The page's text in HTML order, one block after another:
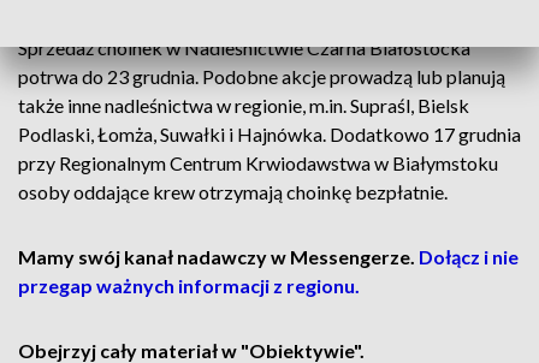
Sprzedaż choinek w Nadleśnictwie Czarna Białostocka
potrwa do 23 grudnia. Podobne akcje prowadzą lub planują
także inne nadleśnictwa w regionie, m.in. Supraśl, Bielsk
Podlaski, Łomża, Suwałki i Hajnówka. Dodatkowo 17 grudnia
przy Regionalnym Centrum Krwiodawstwa w Białymstoku
osoby oddające krew otrzymają choinkę bezpłatnie.
Mamy swój kanał nadawczy w Messengerze. Dołącz i nie
przegap ważnych informacji z regionu.
Obejrzyj cały materiał w "Obiektywie".